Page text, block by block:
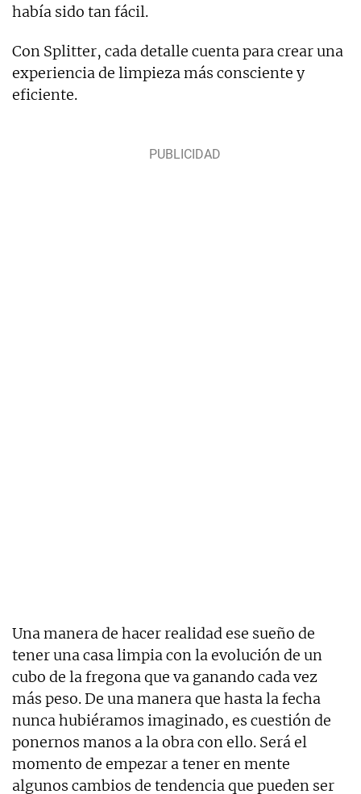
había sido tan fácil.
Con Splitter, cada detalle cuenta para crear una
experiencia de limpieza más consciente y
eficiente.
Una manera de hacer realidad ese sueño de
tener una casa limpia con la evolución de un
cubo de la fregona que va ganando cada vez
más peso. De una manera que hasta la fecha
nunca hubiéramos imaginado, es cuestión de
ponernos manos a la obra con ello. Será el
momento de empezar a tener en mente
algunos cambios de tendencia que pueden ser